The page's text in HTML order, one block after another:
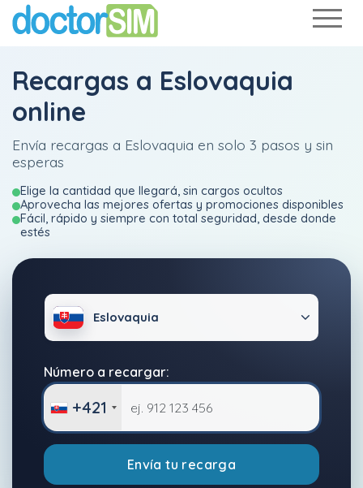
Recargas a Eslovaquia
online
Envía recargas a Eslovaquia en solo 3 pasos y sin
esperas
Elige la cantidad que llegará, sin cargos ocultos
Aprovecha las mejores ofertas y promociones disponibles
Fácil, rápido y siempre con total seguridad, desde donde
estés
Eslovaquia
Número a recargar:
+421
Envía tu recarga